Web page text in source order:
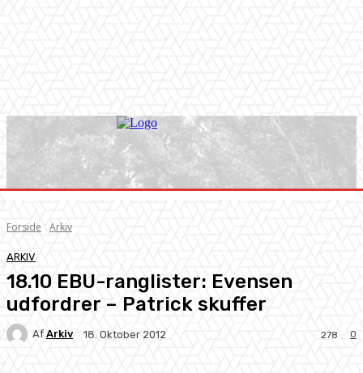
Forside Arkiv
ARKIV
18.10 EBU-ranglister: Evensen
udfordrer – Patrick skuffer
Af Arkiv 18. Oktober 2012 0
278